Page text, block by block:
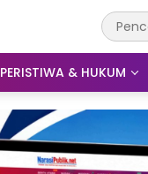
PERISTIWA & HUKUM